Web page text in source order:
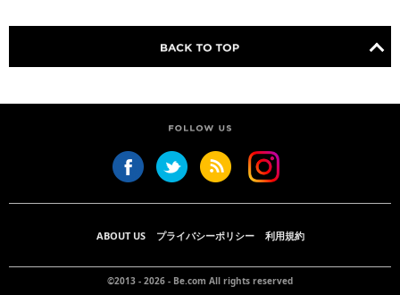
健康
スキンケア 食事
調査結果
トレーニング
好印象な男
頭皮ケア
ダイエット
理容室
ABOUT US プライバシーポリシー 利用規約
©2013 - 2026 - Be.com All rights reserved